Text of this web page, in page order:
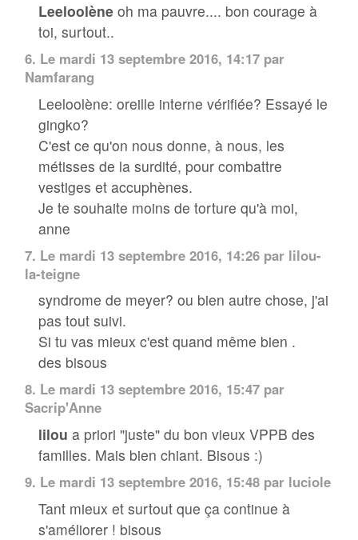
Leeloolène oh ma pauvre.... bon courage à
toi, surtout..
6. Le mardi 13 septembre 2016, 14:17 par
Namfarang
Leeloolène: oreille interne vérifiée? Essayé le
gingko?
C'est ce qu'on nous donne, à nous, les
métisses de la surdité, pour combattre
vestiges et accuphènes.
Je te souhaite moins de torture qu'à moi,
anne
7. Le mardi 13 septembre 2016, 14:26 par lilou-
la-teigne
syndrome de meyer? ou bien autre chose, j'ai
pas tout suivi.
Si tu vas mieux c'est quand même bien .
des bisous
8. Le mardi 13 septembre 2016, 15:47 par
Sacrip'Anne
lilou a priori "juste" du bon vieux VPPB des
familles. Mais bien chiant. Bisous :)
9. Le mardi 13 septembre 2016, 15:48 par luciole
Tant mieux et surtout que ça continue à
s'améliorer ! bisous